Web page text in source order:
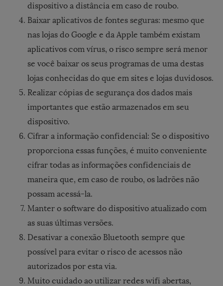
dispositivo a distância em caso de roubo.
Baixar aplicativos de fontes seguras: mesmo que
nas lojas do Google e da Apple também existam
aplicativos com vírus, o risco sempre será menor
se você baixar os seus programas de uma destas
lojas conhecidas do que em sites e lojas duvidosos.
Realizar cópias de segurança dos dados mais
importantes que estão armazenados em seu
dispositivo.
Cifrar a informação confidencial: Se o dispositivo
proporciona essas funções, é muito conveniente
cifrar todas as informações confidenciais de
maneira que, em caso de roubo, os ladrões não
possam acessá-la.
Manter o software do dispositivo atualizado com
as suas últimas versões.
Desativar a conexão Bluetooth sempre que
possível para evitar o risco de acessos não
autorizados por esta via.
Muito cuidado ao utilizar redes wifi abertas,